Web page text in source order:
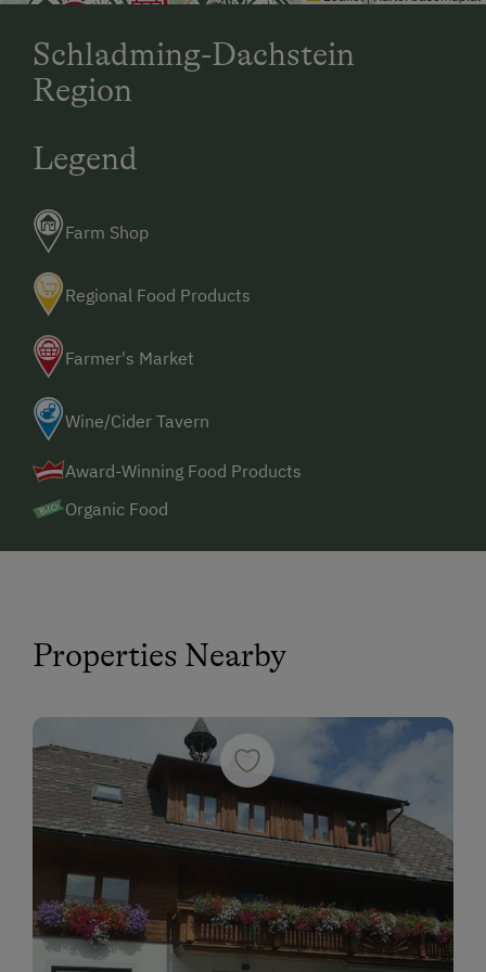
Schladming-Dachstein
Region
Legend
Farm Shop
Regional Food Products
Farmer's Market
Wine/Cider Tavern
Award-Winning Food Products
Organic Food
Properties Nearby